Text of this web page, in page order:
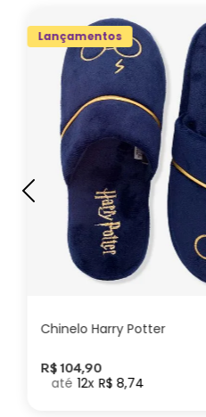
Lançamentos
Chinelo Harry Potter
R$ 104,90
12 R$ 8,74
G GG M
ADICIONAR AO
CARRINHO